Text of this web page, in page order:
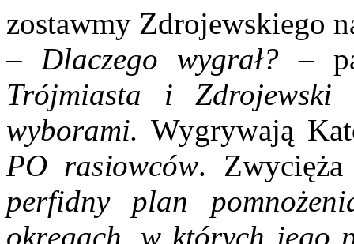
zostawmy Zdrojewskiego
– Dlaczego wygrał? –
Trójmiasta i
wyborami. Wygrywają
PO rasiowców.
perfidny plan
okręgach, w których jego